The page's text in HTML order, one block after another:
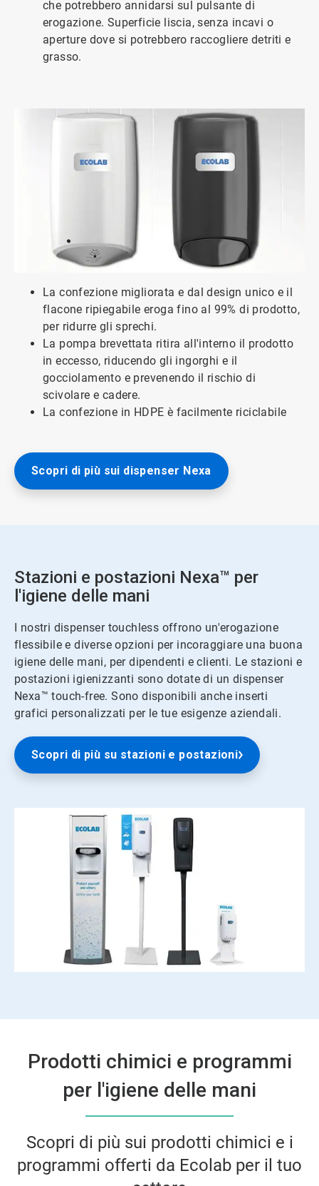
che potrebbero annidarsi sul pulsante di
erogazione. Superficie liscia, senza incavi o
aperture dove si potrebbero raccogliere detriti e
grasso.
La confezione migliorata e dal design unico e il
flacone ripiegabile eroga fino al 99% di prodotto,
per ridurre gli sprechi.
La pompa brevettata ritira all'interno il prodotto
in eccesso, riducendo gli ingorghi e il
gocciolamento e prevenendo il rischio di
scivolare e cadere.
La confezione in HDPE è facilmente riciclabile
Scopri di più sui dispenser Nexa
Stazioni e postazioni Nexa™ per
l'igiene delle mani
I nostri dispenser touchless offrono un'erogazione
flessibile e diverse opzioni per incoraggiare una buona
igiene delle mani, per dipendenti e clienti. Le stazioni e
postazioni igienizzanti sono dotate di un dispenser
Nexa™ touch-free. Sono disponibili anche inserti
grafici personalizzati per le tue esigenze aziendali.
Scopri di più su stazioni e postazioni
Prodotti chimici e programmi
per l'igiene delle mani
Scopri di più sui prodotti chimici e i
programmi offerti da Ecolab per il tuo